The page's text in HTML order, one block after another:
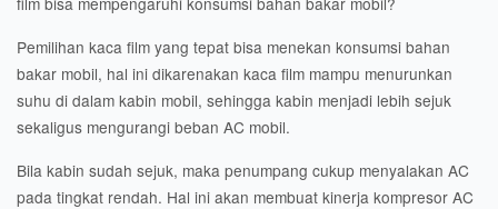
Pemilihan kaca film yang tepat bisa menekan konsumsi bahan
bakar mobil, hal ini dikarenakan kaca film mampu menurunkan
suhu di dalam kabin mobil, sehingga kabin menjadi lebih sejuk
sekaligus mengurangi beban AC mobil.
Bila kabin sudah sejuk, maka penumpang cukup menyalakan AC
pada tingkat rendah. Hal ini akan membuat kinerja kompresor AC